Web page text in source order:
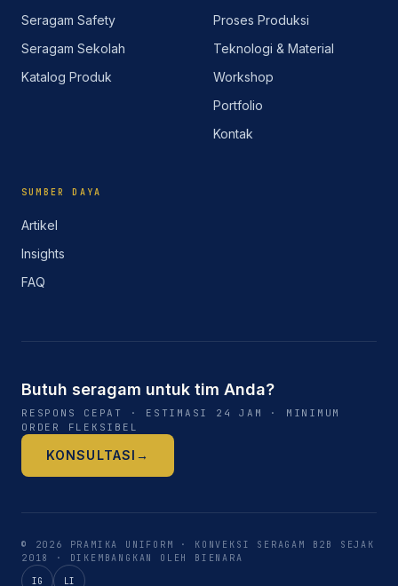
Seragam Safety
Seragam Sekolah
Katalog Produk
Proses Produksi
Teknologi & Material
Workshop
Portfolio
Kontak
SUMBER DAYA
Artikel
Insights
FAQ
Butuh seragam untuk tim Anda?
RESPONS CEPAT · ESTIMASI 24 JAM · MINIMUM
ORDER FLEKSIBEL
KONSULTASI →
© 2026 PRAMIKA UNIFORM
· KONVEKSI SERAGAM B2B SEJAK
2018
·
DIKEMBANGKAN OLEH BIENARA
IG
LI